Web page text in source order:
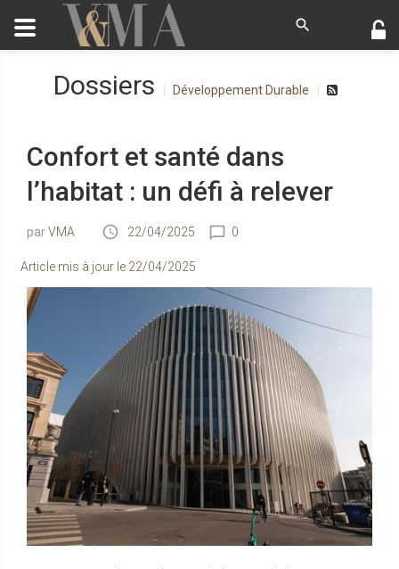
Dossiers Développement Durable
Confort et santé dans
l’habitat : un défi à relever
VMA 22/04/2025 0
Article mis à jour le 22/04/2025